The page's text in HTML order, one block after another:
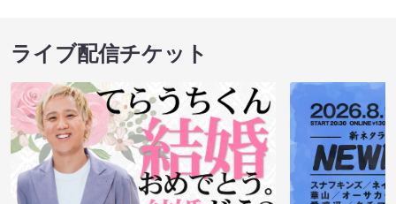
ライブ配信チケット